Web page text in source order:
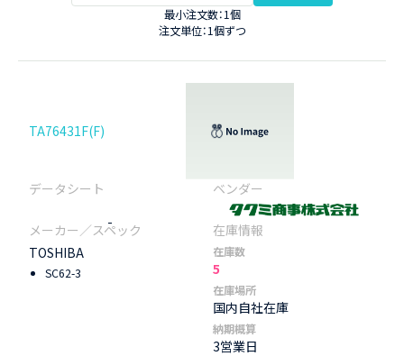
最小注文数：1個
注文単位：1個ずつ
TA76431F(F)
-
TOSHIBA
SC62-3
在庫数
5
在庫場所
国内自社在庫
納期概算
3営業日